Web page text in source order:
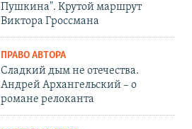
Пушкина". Крутой маршрут
Виктора Гроссмана
ПРАВО АВТОРА
Сладкий дым не отечества.
Андрей Архангельский – о
романе релоканта